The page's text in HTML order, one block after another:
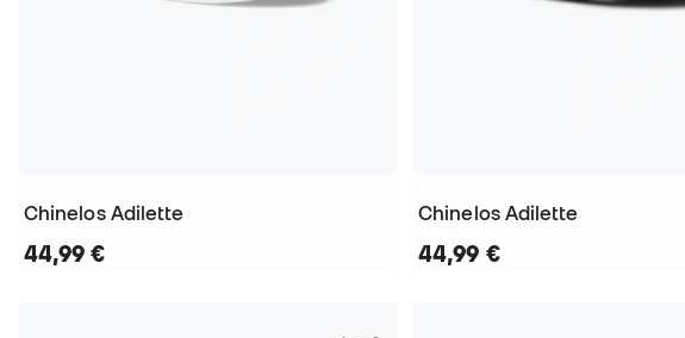
Chinelos Adilette
44,99 €
Chinelos Adilette
44,99 €